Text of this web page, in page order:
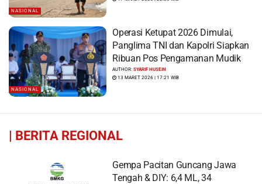
NASIONAL
NASIONAL
Operasi Ketupat 2026 Dimulai,
Panglima TNI dan Kapolri Siapkan
Ribuan Pos Pengamanan Mudik
AUTHOR:SYARIF HUSEIN
13 MARET 2026 | 17:21 WIB
| BERITA REGIONAL
Gempa Pacitan Guncang Jawa
Tengah & DIY: 6,4 ML, 34